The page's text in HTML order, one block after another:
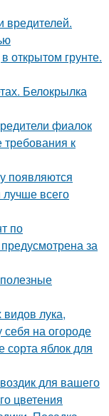
вредителей.
открытом грунте.
Белокрылка
фиалок
к
появляются
всего
по
за
лука,
на огороде
яблок для
для вашего
цветения